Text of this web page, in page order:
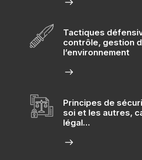
Tactiques
contrôle, gestion
l’environnement
Principes de
soi et les autres,
légal...